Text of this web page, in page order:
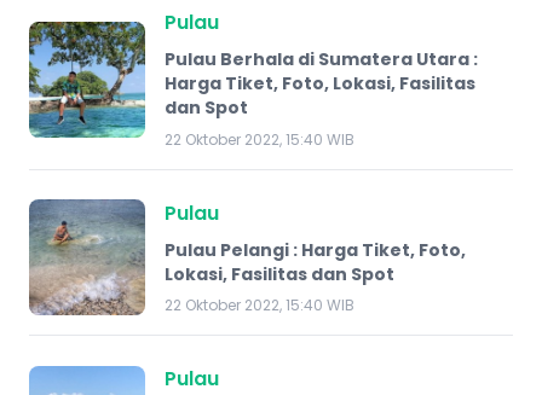
Pulau
Pulau Berhala di Sumatera Utara :
Harga Tiket, Foto, Lokasi, Fasilitas
dan Spot
22 Oktober 2022, 15:40 WIB
Pulau
Pulau Pelangi : Harga Tiket, Foto,
Lokasi, Fasilitas dan Spot
22 Oktober 2022, 15:40 WIB
Pulau